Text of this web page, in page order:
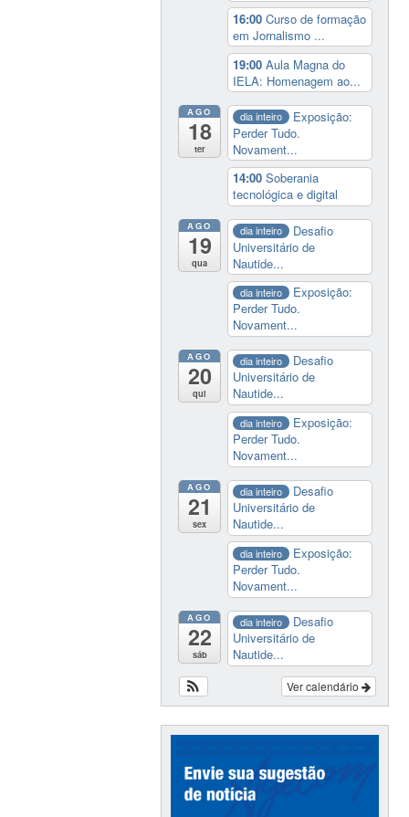
16:00Curso de formação
em Jornalismo ...
19:00Aula Magna do
IELA: Homenagem ao...
AGO
18
ter
dia inteiro
Exposição:
Perder Tudo.
Novament...
14:00Soberania
tecnológica e digital
AGO
19
qua
dia inteiro
Desafio
Universitário de
Nautide...
dia inteiro
Exposição:
Perder Tudo.
Novament...
AGO
20
qui
dia inteiro
Desafio
Universitário de
Nautide...
dia inteiro
Exposição:
Perder Tudo.
Novament...
AGO
21
sex
dia inteiro
Desafio
Universitário de
Nautide...
dia inteiro
Exposição:
Perder Tudo.
Novament...
AGO
22
sáb
dia inteiro
Desafio
Universitário de
Nautide...
Ver calendário